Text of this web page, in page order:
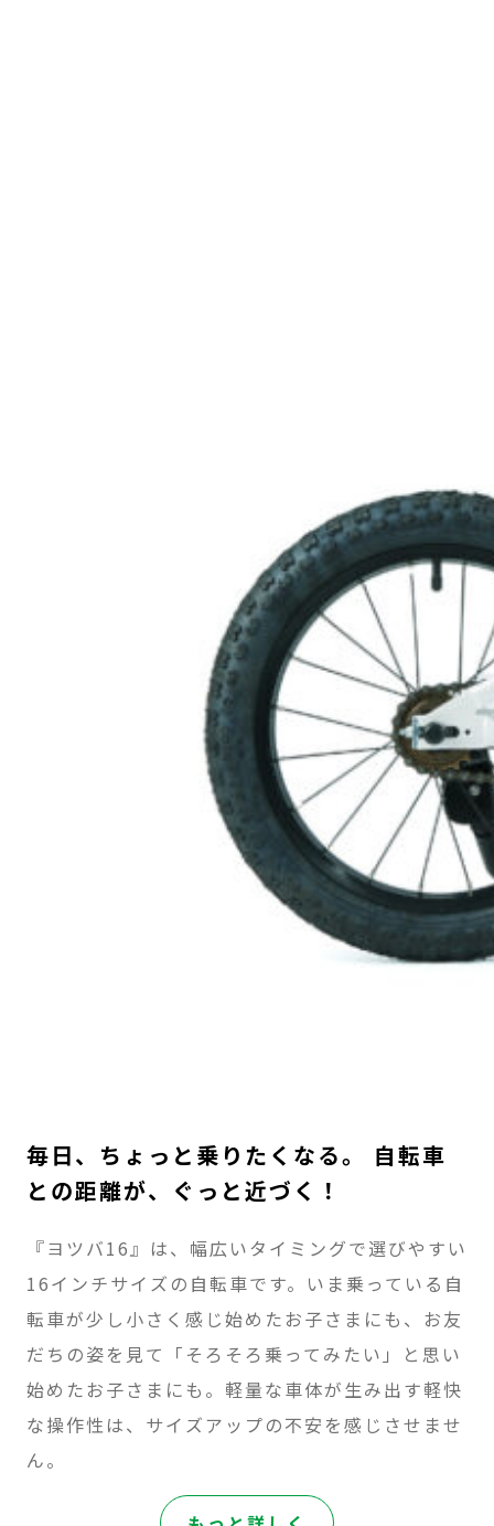
毎日、ちょっと乗りたくなる。 自転車
との距離が、ぐっと近づく！
『ヨツバ16』は、幅広いタイミングで選びやすい
16インチサイズの自転車です。いま乗っている自
転車が少し小さく感じ始めたお子さまにも、お友
だちの姿を見て「そろそろ乗ってみたい」と思い
始めたお子さまにも。軽量な車体が生み出す軽快
な操作性は、サイズアップの不安を感じさせませ
ん。